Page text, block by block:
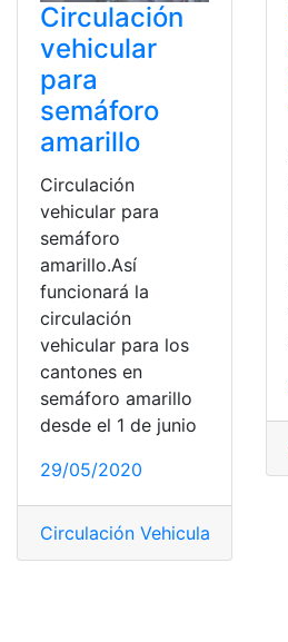
Circulación
vehicular
para
semáforo
amarillo
Circulación
vehicular para
semáforo
amarillo.Así
funcionará la
circulación
vehicular para los
cantones en
semáforo amarillo
desde el 1 de junio
29/05/2020
Circulación Vehicular